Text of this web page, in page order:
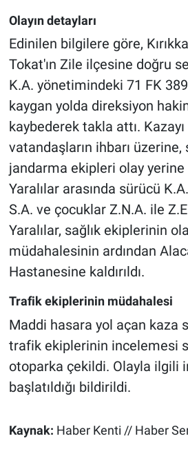
Olayın detayları
Edinilen bilgilere göre,
Tokat'ın Zile ilçesine doğru
K.A. yönetimindeki 71 FK
kaygan yolda direksiyon
kaybederek takla attı.
vatandaşların ihbarı üzerine,
jandarma ekipleri olay
Yaralılar arasında sürücü
S.A. ve çocuklar Z.N.A. ile
Yaralılar, sağlık ekiplerinin
müdahalesinin ardından
Hastanesine kaldırıldı.
Trafik ekiplerinin müdahalesi
Maddi hasara yol açan kaza
trafik ekiplerinin incelemesi
otoparka çekildi. Olayla ilgili
başlatıldığı bildirildi.
Kaynak: Haber Kenti // Haber